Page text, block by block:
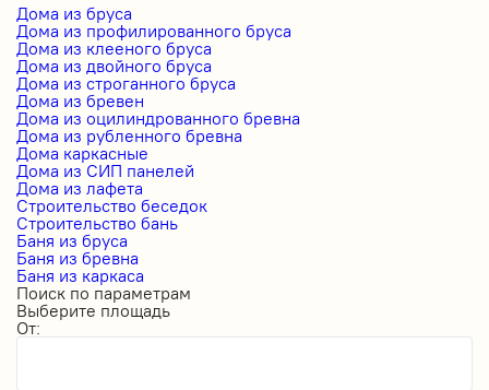
Дома из бруса
Дома из профилированного бруса
Дома из клееного бруса
Дома из двойного бруса
Дома из строганного бруса
Дома из бревен
Дома из оцилиндрованного бревна
Дома из рубленного бревна
Дома каркасные
Дома из СИП панелей
Дома из лафета
Строительство беседок
Строительство бань
Баня из бруса
Баня из бревна
Баня из каркаса
Поиск по параметрам
Выберите площадь
От: